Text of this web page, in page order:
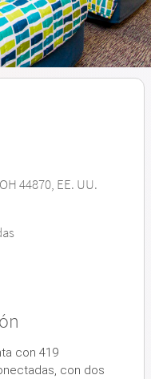
44870, EE. UU.
con 419
con dos